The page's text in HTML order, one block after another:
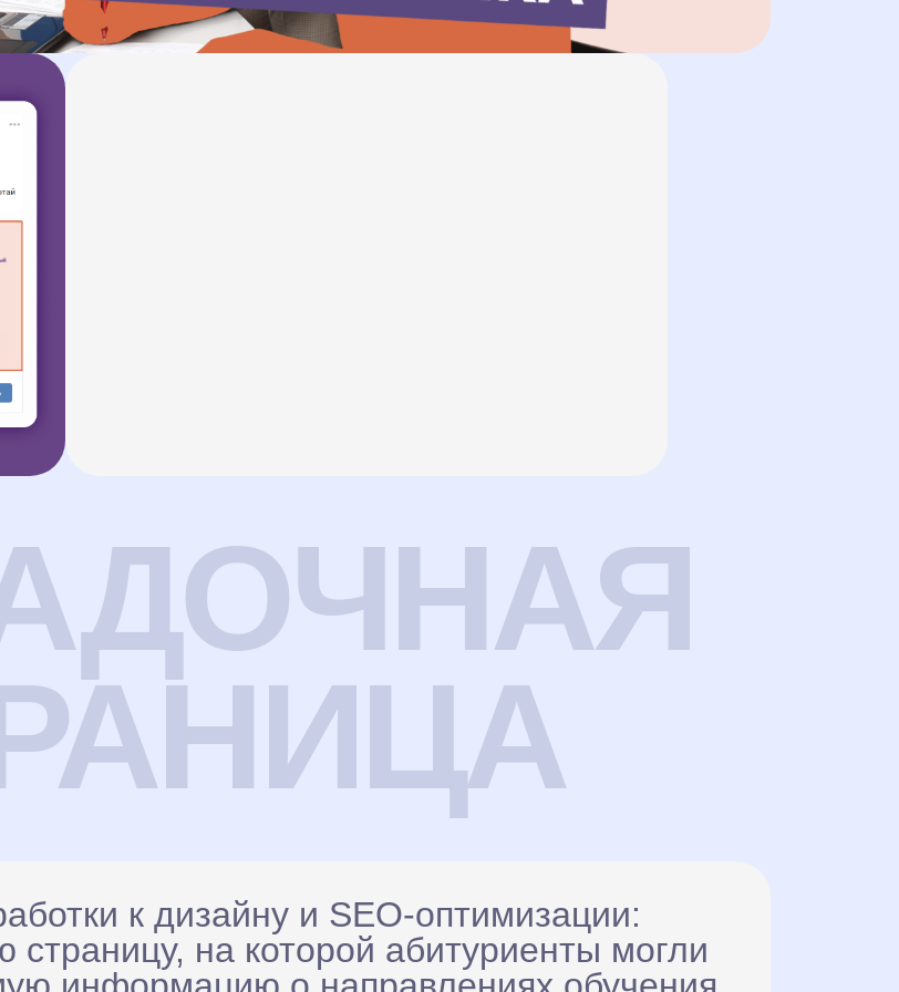
к дизайну и SEO-оптимизации:
страницу, на которой абитуриенты могли